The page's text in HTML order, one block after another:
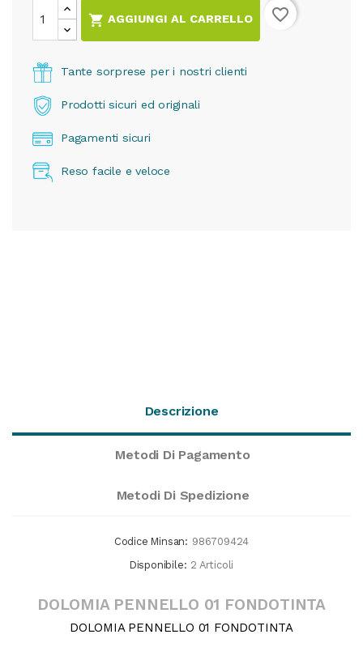
 AGGIUNGI AL CARRELLO favorite_border
Tante sorprese per i nostri clienti
Prodotti sicuri ed originali
Pagamenti sicuri
Reso facile e veloce
Descrizione
Metodi Di Pagamento
Metodi Di Spedizione
Codice Minsan: 986709424
Disponibile: 2 Articoli
DOLOMIA PENNELLO 01 FONDOTINTA
DOLOMIA PENNELLO 01 FONDOTINTA